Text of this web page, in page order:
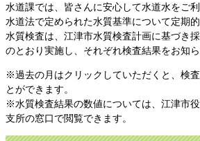
水道課では、皆さんに安心して水道水をご
水道法で定められた水質基準について定期
水質検査は、江津市水質検査計画に基づき
のとおり実施し、それぞれ検査結果をお知ら
※過去の月はクリックしていただくと、検
とができます。
※水質検査結果の数値については、江津市
支所の窓口で閲覧できます。